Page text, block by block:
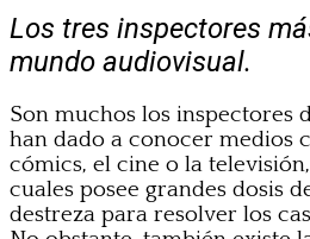
Los tres inspectores
mundo audiovisual.
Son muchos los inspectores
han dado a conocer medios
cómics, el cine o la
cuales posee grandes dosis
destreza para resolver los